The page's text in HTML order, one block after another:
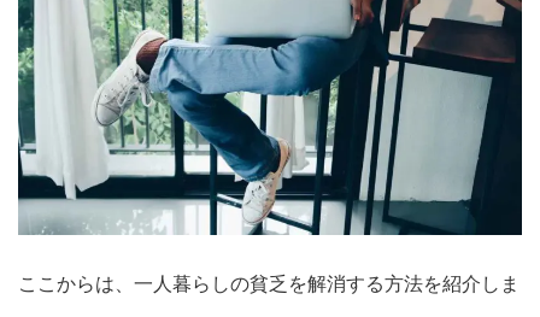
ここからは、一人暮らしの貧乏を解消する方法を紹介しま